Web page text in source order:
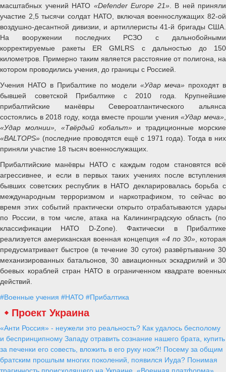
масштабных учений НАТО «Defender Europe 21». В ней приняли
участие 2,5 тысячи солдат НАТО, включая военнослужащих 82-ой
воздушно-десантной дивизии, и артиллеристы 41-й бригады США.
На вооружении последних РСЗО с дальнобойными
корректируемые ракеты ER GMLRS с дальностью до 150
километров. Примерно таким является расстояние от полигона, на
котором проводились учения, до границы с Россией.
Учения НАТО в Прибалтике по модели «Удар меча» проходят в
бывшей советской Прибалтике с 2010 года. Крупнейшие
прибалтийские манёвры Североатлантического альянса
состоялись в 2018 году, когда вместе прошли учения«Удар меча»
«Удар молнии», «Твёрдый кобальт» и традиционные морские
«BALTOPS» (последние проводятся ещё с 1971 года). Тогда в них
приняли участие 18 тысяч военнослужащих.
Прибалтийские манёвры НАТО с каждым годом становятся всё
агрессивнее, и если в первых таких учениях после вступления
бывших советских республик в НАТО декларировалась борьба с
международным терроризмом и наркотрафиком, то сейчас во
время этих событий практически открыто отрабатываются удары
по России, в том числе, атака на Калининградскую область (по
классификации НАТО D-Zone). Фактически в Прибалтике
реализуется американская военная концепция «4 по 30», которая
предусматривает быстрое (в течение 30 суток) развёртывание 30
механизированных батальонов, 30 авиационных эскадрилий и 30
боевых кораблей стран НАТО в ограниченном квадрате военных
действий.
#Военные учения #НАТО #Прибалтика
Проект Украина
«Анти Россия» - неужели это реальность? Как удалось бесполому
и беспринципному Западу отравить сознание нашего брата, купить
за печенки его совесть, вложить в его руку нож?! Посему за общим
братским прошлым многих поколений, появился Иуда? Понимая
трагичность происходящего на Украине, «Военная платформа»